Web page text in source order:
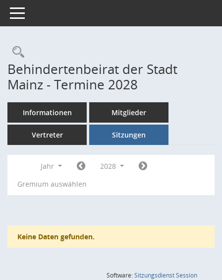
Toggle navigation
Rechercheauswahl
Behindertenbeirat der Stadt
Mainz - Termine 2028
Informationen Mitglieder
Vertreter Sitzungen
Jahr
2028
Gremium auswählen
Keine Daten gefunden.
Software:SitzungsdienstSession(Wird in